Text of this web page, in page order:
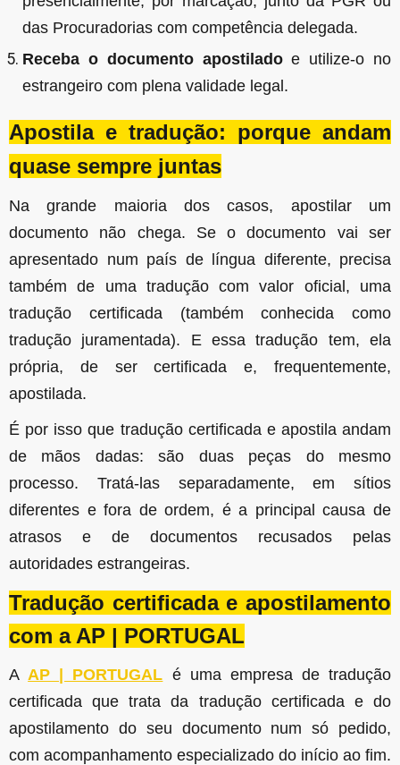
das Procuradorias com competência delegada.
Receba o documento apostiladoe utilize-o no
estrangeiro com plena validade legal.
Apostila e tradução: porque andam
quase sempre juntas
Na grande maioria dos casos, apostilar um
documento não chega. Se o documento vai ser
apresentado num país de língua diferente, precisa
também de uma tradução com valor oficial, uma
tradução certificada (também conhecida como
tradução juramentada). E essa tradução tem, ela
própria, de ser certificada e, frequentemente,
apostilada.
É por isso que tradução certificada e apostila andam
de mãos dadas: são duas peças do mesmo
processo. Tratá-las separadamente, em sítios
diferentes e fora de ordem, é a principal causa de
atrasos e de documentos recusados pelas
autoridades estrangeiras.
Tradução certificada e apostilamento
com a AP | PORTUGAL
AAP | PORTUGAL é uma empresa de tradução
certificada que trata da tradução certificada e do
apostilamento do seu documento num só pedido,
com acompanhamento especializado do início ao fim.